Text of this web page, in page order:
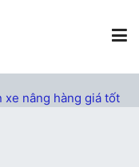
xe nâng hàng giá tốt